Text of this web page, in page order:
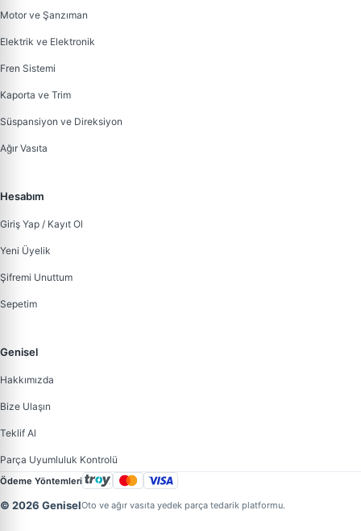
Motor ve Şanzıman
Elektrik ve Elektronik
Fren Sistemi
Kaporta ve Trim
Süspansiyon ve Direksiyon
Ağır Vasıta
Hesabım
Giriş Yap / Kayıt Ol
Yeni Üyelik
Şifremi Unuttum
Sepetim
Genisel
Hakkımızda
Bize Ulaşın
Teklif Al
Parça Uyumluluk Kontrolü
Ödeme Yöntemleri
© 2026 GeniselOto ve ağır vasıta yedek parça tedarik platformu.